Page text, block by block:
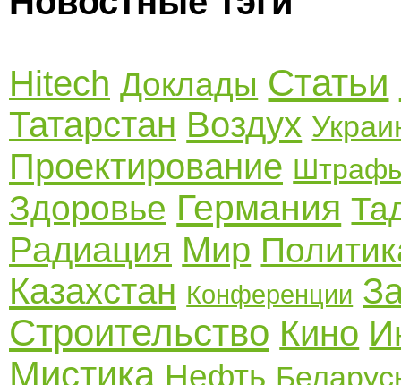
Hitech Доклады Статьи
Татарстан Воздух
Проектирование
Здоровье Германия
Радиация Мир
Казахстан Конференции
Строительство Кино
Мистика Нефть